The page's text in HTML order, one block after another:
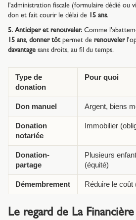
l'administration fiscale (formulaire dédié ou
don et fait courir le délai de
15 ans.
5. Anticiper et renouveler. Comme
15 ans, donner tôtpermet de renouveler
davantage sans droits, au fil du temps.
Type de
donation
Pour quoi
Don manuel Argent, biens
Donation
notariée
Immobilier
Donation-
partage
Plusieurs
(équité)
Démembrement Réduire le coût
Le regard de La